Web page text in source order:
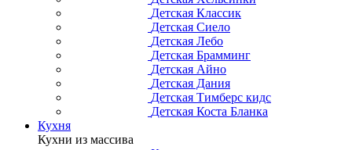
Детская Классик
Детская Сиело
Детская Лебо
Детская Брамминг
Детская Айно
Детская Дания
Детская Тимберс кидс
Детская Коста Бланка
Кухня
Кухни из массива